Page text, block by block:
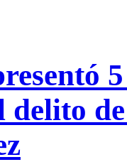
delito